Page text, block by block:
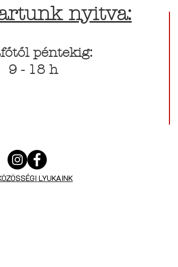
nyitva:
péntekig:
9 - 18 h
LYUKAINK